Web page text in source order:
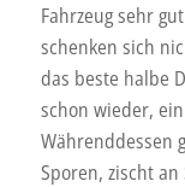
Fahrzeug sehr
schenken sich
das beste halbe
schon wieder,
Währenddessen
Sporen, zischt